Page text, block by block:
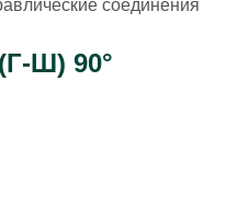
соединения
Ш) 90°